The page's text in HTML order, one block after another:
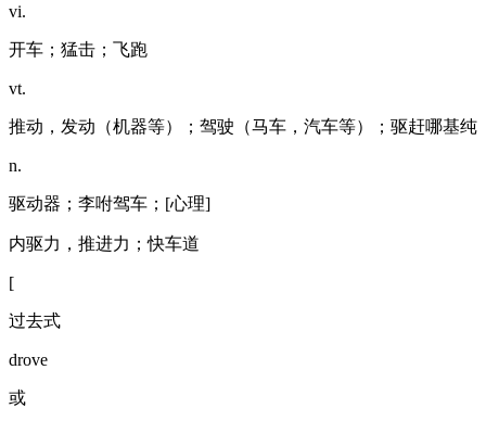
vi.
开车；猛击；飞跑
vt.
推动，发动（机器等）；驾驶（马车，汽车等）；驱赶哪基纯
n.
驱动器；李咐驾车；[心理]
内驱力，推进力；快车道
[
过去式
drove
或